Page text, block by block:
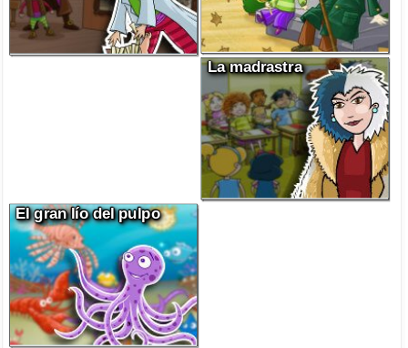
La madrastra
El gran lío del pulpo